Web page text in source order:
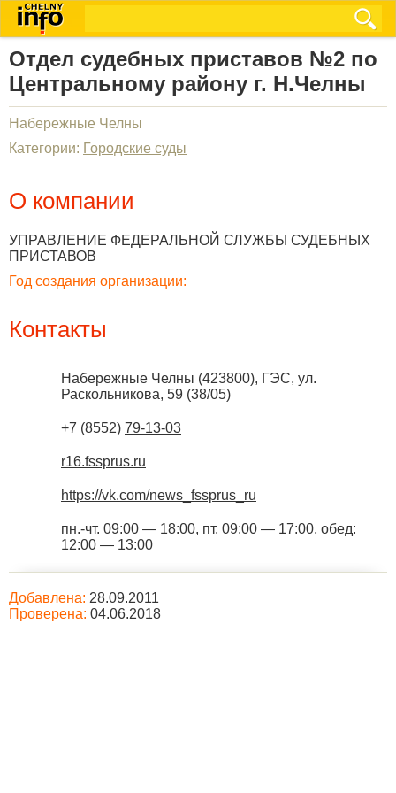
Отдел судебных приставов №2 по
Центральному району г. Н.Челны
Набережные Челны
Категории: Городские суды
О компании
УПРАВЛЕНИЕ ФЕДЕРАЛЬНОЙ СЛУЖБЫ СУДЕБНЫХ
ПРИСТАВОВ
Год создания организации:
Контакты
Набережные Челны (423800), ГЭС, ул.
Раскольникова, 59 (38/05)
+7 (8552) 79-13-03
r16.fssprus.ru
https://vk.com/news_fssprus_ru
пн.-чт. 09:00 — 18:00, пт. 09:00 — 17:00, обед:
12:00 — 13:00
Добавлена: 28.09.2011
Проверена: 04.06.2018